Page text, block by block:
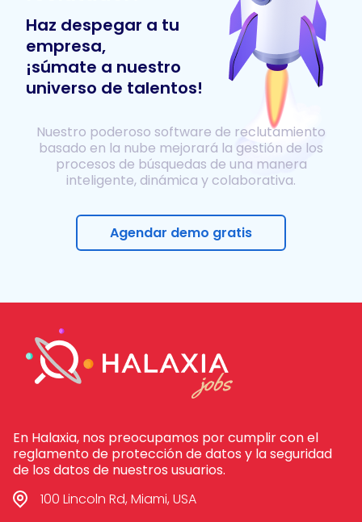
Haz despegar a tu
empresa,
¡súmate a nuestro
universo de talentos!
Nuestro poderoso software de reclutamiento
basado en la nube mejorará la gestión de los
procesos de búsquedas de una manera
inteligente, dinámica y colaborativa.
Agendar demo gratis
En Halaxia, nos preocupamos por cumplir con el
reglamento de protección de datos y la seguridad
de los datos de nuestros usuarios.
100 Lincoln Rd, Miami, USA